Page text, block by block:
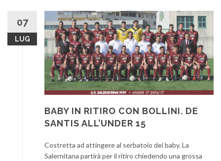
07
LUG
BABY IN RITIRO CON BOLLINI. DE
SANTIS ALL’UNDER 15
Costretta ad attingere al serbatoio dei baby. La
Salernitana partirà per il ritiro chiedendo una grossa